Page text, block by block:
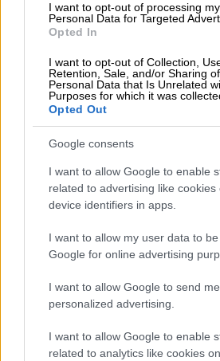
I want to opt-out of processing my
Personal Data for Targeted
Opted In
I want to opt-out of Collection,
Retention, Sale, and/or Sharing
Personal Data that Is Unrelated
Purposes for which it was
Opted Out
Google consents
I want to allow Google to enable
related to advertising like cookies
device identifiers in apps.
I want to allow my user data to
Google for online advertising
I want to allow Google to send me
personalized advertising.
I want to allow Google to enable
related to analytics like cookies
ΣΥΡΙΖΑσυνολικά- η
προκαταρκτική εξέταση με
ανάρτηση πολιτικού
ανεξάρτητα από τη
αυτήν, είναι ενέργεια
ανοίγει πολύ
τονίζει, καταλήγοντας, το
κόμματος
ΔΙΑΒΑΣΤΕ ΕΠΙΣΗΣ
Πολιτική |26.02.2023 21:00
«Ουδείς δικαιούται να
στον μύλο του
Καθαίρεση Πολάκη από
διαφάνειας και
Επιτροπή